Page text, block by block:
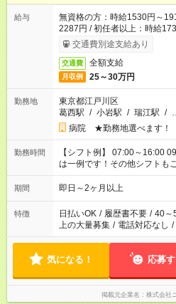
給与
無資格の方：時給1530円～
2287円 / 初任者以上：時給
交通費別途支給あり
交通費 全額支給
月収例 25～30万円
勤務地
東京都江戸川区
葛西駅 / 小岩駅 / 瑞江駅 /
病院 ★勤務地選べます！
勤務時間
【シフト例】 07:00～16:00
は一例です！その他シフトも
期間 即日～2ヶ月以上
特徴 日払いOK / 履歴書不要 / 40～
上の大量募集 / 電話対応なし /
気になる！ 応募
掲載元企業名 株式会社